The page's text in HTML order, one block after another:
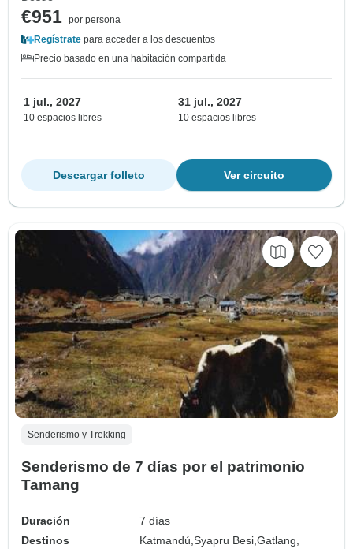
€951 por persona
Regístrate para acceder a los descuentos
Precio basado en una habitación compartida
1 jul., 2027
10 espacios libres
31 jul., 2027
10 espacios libres
Ver circuito
Descargar folleto
Senderismo y Trekking
Senderismo de 7 días por el patrimonio
Tamang
Duración
7 días
Destinos
Katmandú,Syapru Besi,Gatlang,